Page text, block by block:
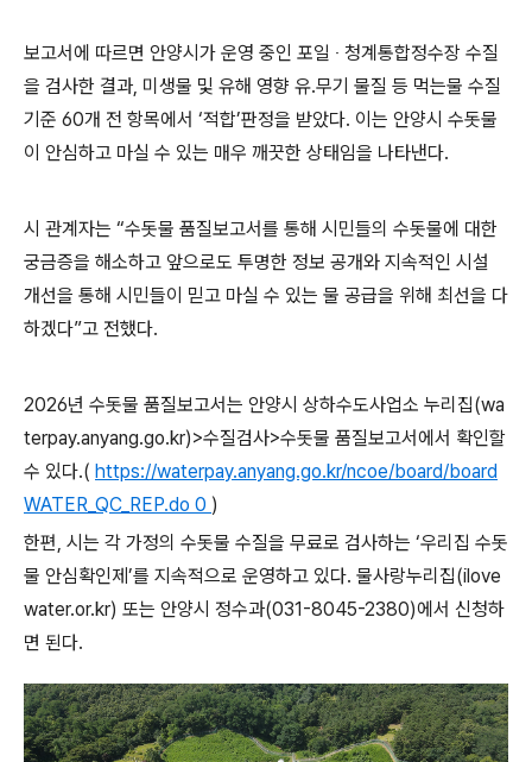
보고서에 따르면 안양시가 운영 중인 포일 ‧ 청계통합정수장 수질
을 검사한 결과, 미생물 및 유해 영향 유․무기 물질 등 먹는물 수질
기준 60개 전 항목에서 ‘적합’판정을 받았다. 이는 안양시 수돗물
이 안심하고 마실 수 있는 매우 깨끗한 상태임을 나타낸다.
시 관계자는 “수돗물 품질보고서를 통해 시민들의 수돗물에 대한
궁금증을 해소하고 앞으로도 투명한 정보 공개와 지속적인 시설
개선을 통해 시민들이 믿고 마실 수 있는 물 공급을 위해 최선을 다
하겠다”고 전했다.
2026년 수돗물 품질보고서는 안양시 상하수도사업소 누리집(wa
terpay.anyang.go.kr)>수질검사>수돗물 품질보고서에서 확인할
수 있다.( https://waterpay.anyang.go.kr/ncoe/board/board
WATER_QC_REP.do 0 )
한편, 시는 각 가정의 수돗물 수질을 무료로 검사하는 ‘우리집 수돗
물 안심확인제 ’를 지속적으로 운영하고 있다. 물사랑누리집(ilove
water.or.kr) 또는 안양시 정수과(031-8045-2380)에서 신청하
면 된다.